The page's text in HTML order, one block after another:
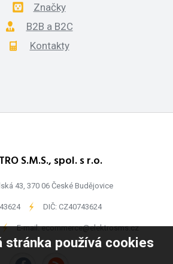
stránka používá cookies
Značky
B2B a B2C
Kontakty
S.M.S., spol. s r.o.
43, 370 06 České Budějovice
- DIČ: CZ40743624
- E-mail:ecommerce@elektrosms.cz